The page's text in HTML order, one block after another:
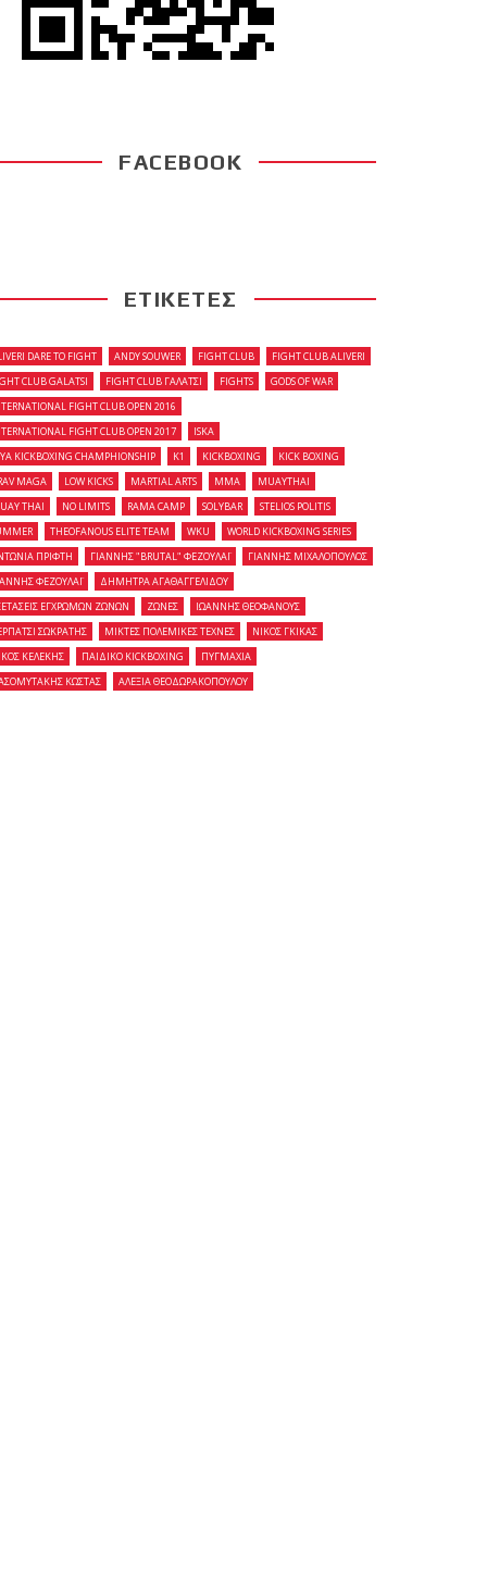
FACEBOOK
ΕΤΙΚΕΤΕΣ
DARE TO FIGHT ANDY SOUWER FIGHT CLUB
FIGHT CLUB ALIVERI
CLUB GALATSI
FIGHT CLUB ΓΑΛΑΤΣΙ FIGHTS
GODS OF WAR
FIGHT CLUB OPEN 2016
FIGHT CLUB OPEN 2017
ISKA
KICKBOXING CHAMPHIONSHIP
K1 KICKBOXING
KICK BOXING
MAGA
LOW KICKS MARTIAL ARTS MMA
MUAYTHAI
THAI
NO LIMITS RAMA CAMP SOLYBAR
STELIOS POLITIS
THEOFANOUS ELITE TEAM WKU
WORLD KICKBOXING SERIES
ΠΡΙΦΤΗ
ΓΙΑΝΝΗΣ "BRUTAL" ΦΕΖΟΥΛΑΪ
ΓΙΑΝΝΗΣ ΜΙΧΑΛΟΠΟΥΛΟΣ
ΦΕΖΟΥΛΑΪ
ΔΗΜΗΤΡΑ ΑΓΑΘΑΓΓΕΛΙΔΟΥ
ΕΓΧΡΩΜΩΝ ΖΩΝΩΝ
ΖΩΝΕΣ
ΙΩΑΝΝΗΣ ΘΕΟΦΑΝΟΥΣ
ΣΩΚΡΑΤΗΣ
ΜΙΚΤΕΣ ΠΟΛΕΜΙΚΕΣ ΤΕΧΝΕΣ
ΝΙΚΟΣ ΓΚΙΚΑΣ
ΚΕΛΕΚΗΣ
ΠΑΙΔΙΚΟ KICKBOXING
ΠΥΓΜΑΧΙΑ
ΚΩΣΤΑΣ
ΑΛΕΞΙΑ ΘΕΟΔΩΡΑΚΟΠΟΥΛΟΥ